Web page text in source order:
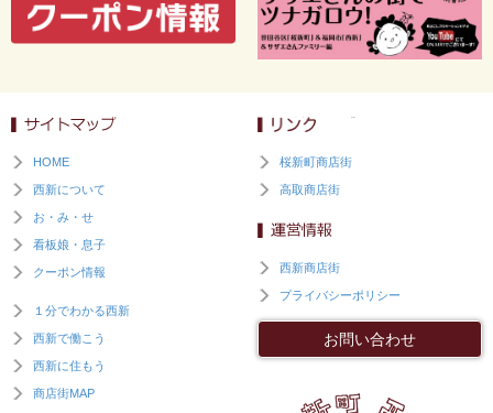
HOME
西新について
お・み・せ
看板娘・息子
クーポン情報
１分でわかる西新
西新で働こう
西新に住もう
商店街MAP
桜新町商店街
高取商店街
西新商店街
プライバシーポリシー
お問い合わせ